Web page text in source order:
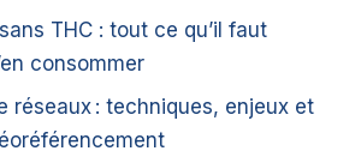
THC : tout ce qu’il faut
consommer
réseaux : techniques, enjeux et